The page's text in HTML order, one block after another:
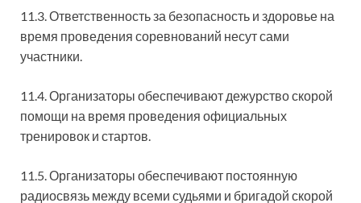
11.3. Ответственность за безопасность и здоровье на
время проведения соревнований несут сами
участники.
11.4. Организаторы обеспечивают дежурство скорой
помощи на время проведения официальных
тренировок и стартов.
11.5. Организаторы обеспечивают постоянную
радиосвязь между всеми судьями и бригадой скорой